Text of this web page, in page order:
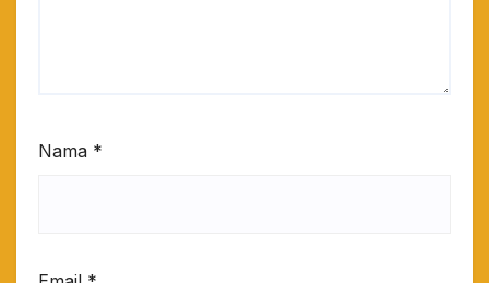
Nama *